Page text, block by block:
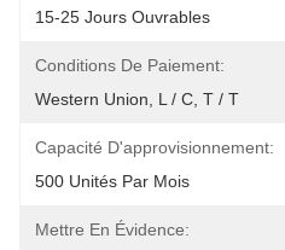
15-25 Jours Ouvrables
Conditions De Paiement:
Western Union, L / C, T / T
Capacité D'approvisionnement:
500 Unités Par Mois
Mettre En Évidence: